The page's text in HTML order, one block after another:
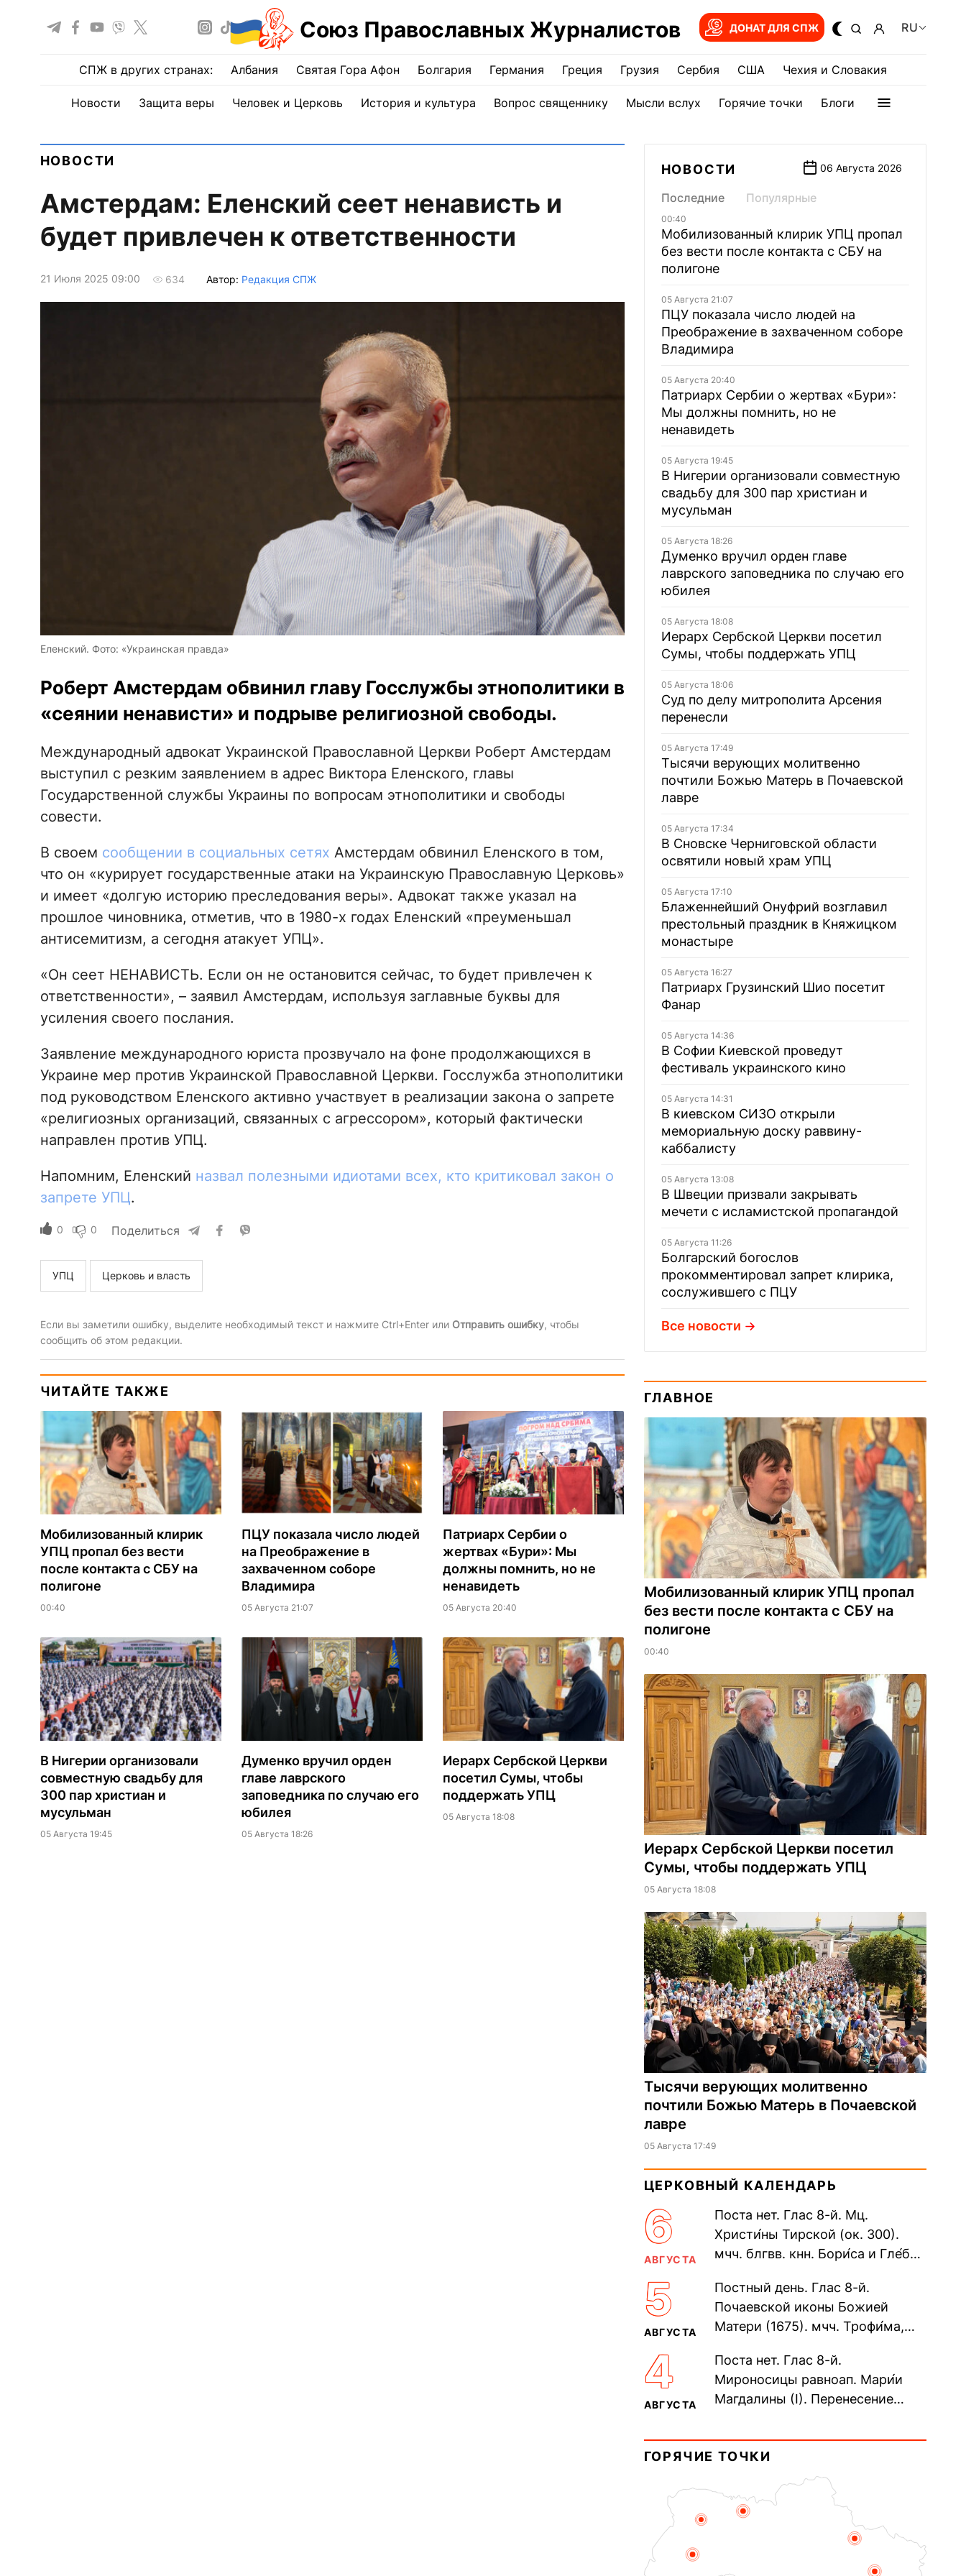
Союз Православных Журналистов ДОНАТ ДЛЯ СПЖ RU
СПЖ в других странах: Албания Святая Гора Афон Болгария Германия Греция Грузия Сербия США Чехия и Словакия
Новости Защита веры Человек и Церковь История и культура Вопрос священнику Мысли вслух Горячие точки Блоги
НОВОСТИ
Амстердам: Еленский сеет ненависть и
будет привлечен к ответственности
21 Июля 2025 09:00 634 Автор: Редакция СПЖ
Еленский. Фото: «Украинская правда»
Роберт Амстердам обвинил главу Госслужбы этнополитики в
«сеянии ненависти» и подрыве религиозной свободы.
Международный адвокат Украинской Православной Церкви Роберт Амстердам
выступил с резким заявлением в адрес Виктора Еленского, главы
Государственной службы Украины по вопросам этнополитики и свободы
совести.
В своем сообщении в социальных сетях Амстердам обвинил Еленского в том,
что он «курирует государственные атаки на Украинскую Православную Церковь»
и имеет «долгую историю преследования веры». Адвокат также указал на
прошлое чиновника, отметив, что в 1980-х годах Еленский «преуменьшал
антисемитизм, а сегодня атакует УПЦ».
«Он сеет НЕНАВИСТЬ. Если он не остановится сейчас, то будет привлечен к
ответственности», – заявил Амстердам, используя заглавные буквы для
усиления своего послания.
Заявление международного юриста прозвучало на фоне продолжающихся в
Украине мер против Украинской Православной Церкви. Госслужба этнополитики
под руководством Еленского активно участвует в реализации закона о запрете
«религиозных организаций, связанных с агрессором», который фактически
направлен против УПЦ.
Напомним, Еленский назвал полезными идиотами всех, кто критиковал закон о
запрете УПЦ.
0 0 Поделиться
УПЦ Церковь и власть
Если вы заметили ошибку, выделите необходимый текст и нажмите Ctrl+Enter или Отправить ошибку, чтобы
сообщить об этом редакции.
ЧИТАЙТЕ ТАКЖЕ
Мобилизованный клирик
УПЦ пропал без вести
после контакта с СБУ на
полигоне
00:40
ПЦУ показала число людей
на Преображение в
захваченном соборе
Владимира
05 Августа 21:07
Патриарх Сербии о
жертвах «Бури»: Мы
должны помнить, но не
ненавидеть
05 Августа 20:40
В Нигерии организовали
совместную свадьбу для
300 пар христиан и
мусульман
05 Августа 19:45
Думенко вручил орден
главе лаврского
заповедника по случаю его
юбилея
05 Августа 18:26
Иерарх Сербской Церкви
посетил Сумы, чтобы
поддержать УПЦ
05 Августа 18:08
НОВОСТИ 06 Августа 2026
Последние Популярные
00:40
Мобилизованный клирик УПЦ пропал
без вести после контакта с СБУ на
полигоне
05 Августа 21:07
ПЦУ показала число людей на
Преображение в захваченном соборе
Владимира
05 Августа 20:40
Патриарх Сербии о жертвах «Бури»:
Мы должны помнить, но не
ненавидеть
05 Августа 19:45
В Нигерии организовали совместную
свадьбу для 300 пар христиан и
мусульман
05 Августа 18:26
Думенко вручил орден главе
лаврского заповедника по случаю его
юбилея
05 Августа 18:08
Иерарх Сербской Церкви посетил
Сумы, чтобы поддержать УПЦ
05 Августа 18:06
Суд по делу митрополита Арсения
перенесли
05 Августа 17:49
Тысячи верующих молитвенно
почтили Божью Матерь в Почаевской
лавре
05 Августа 17:34
В Сновске Черниговской области
освятили новый храм УПЦ
05 Августа 17:10
Блаженнейший Онуфрий возглавил
престольный праздник в Княжицком
монастыре
05 Августа 16:27
Патриарх Грузинский Шио посетит
Фанар
05 Августа 14:36
В Софии Киевской проведут
фестиваль украинского кино
05 Августа 14:31
В киевском СИЗО открыли
мемориальную доску раввину-
каббалисту
05 Августа 13:08
В Швеции призвали закрывать
мечети с исламистской пропагандой
05 Августа 11:26
Болгарский богослов
прокомментировал запрет клирика,
сослужившего с ПЦУ
Все новости
ГЛАВНОЕ
Мобилизованный клирик УПЦ пропал
без вести после контакта с СБУ на
полигоне
00:40
Иерарх Сербской Церкви посетил
Сумы, чтобы поддержать УПЦ
05 Августа 18:08
Тысячи верующих молитвенно
почтили Божью Матерь в Почаевской
лавре
05 Августа 17:49
ЦЕРКОВНЫЙ КАЛЕНДАРЬ
6
АВГУСТА
Поста нет. Глас 8-й. Мц.
Христи́ны Тирской (ок. 300).
мчч. блгвв. кнн. Бори́са и Гле́ба,
Дави́да (1015). Прп....
5
АВГУСТА
Постный день. Глас 8-й.
Почаевской иконы Божией
Матери (1675). мчч. Трофи́ма,
мучеников (284–305). прав.
воина Фео́дора...
4
АВГУСТА
Поста нет. Глас 8-й.
Мироносицы равноап. Мари́и
Магдалины (I). Перенесение
Синопского (403–404). Прп.
Корни́лия...
ГОРЯЧИЕ ТОЧКИ